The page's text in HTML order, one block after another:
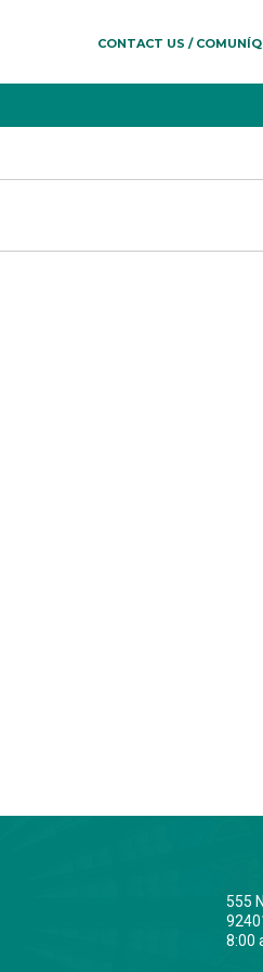
CONTACT US /
555
8:00